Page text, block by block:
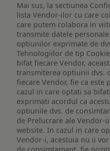
Mai sus, la sectiunea
lista Vendor-ilor cu care
care putem colabora in
transmite datele
optiunilor exprimate de
Tehnologiilor de tip
bifat fiecare Vendor,
transmiterea optiunii dvs.
fiecare Vendor, fie ca este
cazul in care optati sa
exprimati acordul ca
optiunile dvs. de
de Prelucrare ale Vendor-
website. In cazul in care
Vendor-i, acestuia nu ii